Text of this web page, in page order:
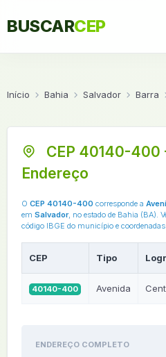
BUSCARCEP
Início Bahia Salvador Barra
CEP 40140-400
Endereço
O CEP 40140-400 corresponde a
em Salvador, no estado de Bahia (BA).
código IBGE do município e
CEP Tipo
40140-400 Avenida
ENDEREÇO COMPLETO